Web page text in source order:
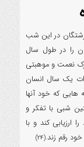
در این شب
را در طول سال
نعمت و موهبتی
یک سال انسان
هایی که خود آنها
شبی با تفکر و
ارزیابی کند و با
رقم زند.(24)